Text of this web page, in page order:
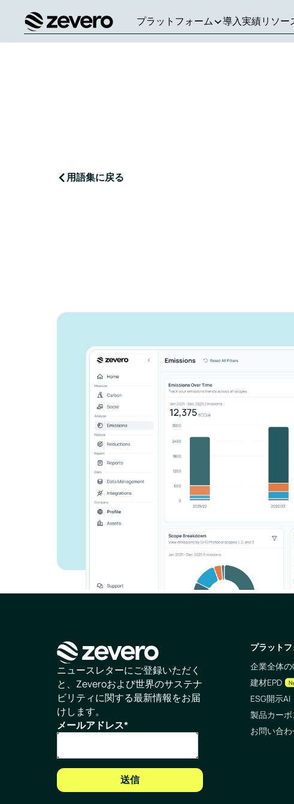
ホーム
プラットフォーム 導入実績リソー
用語集に戻る
Zeveroがどのよう
告作業を効率化でき
か、ご紹介します。
ビジネスを成長させ、環境への影響を
しょう。
お問い合わせ
ホームページ
ニュースレターにご登録いただく
と、Zeveroおよび世界のサステナ
ビリティに関する最新情報をお届
けします。
メールアドレス*
プラット
企業全体
建材EPD
ESG開示AI
製品カーボ
お問い合